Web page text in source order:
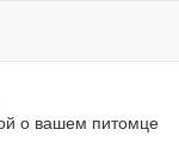
о вашем питомце